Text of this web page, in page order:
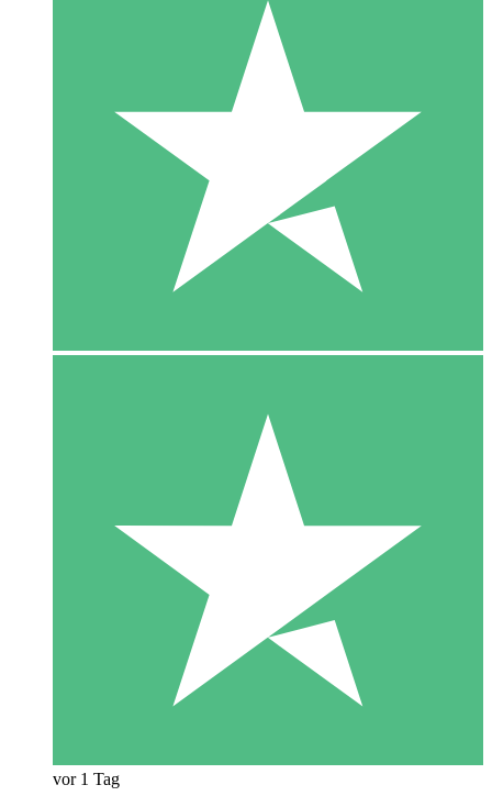
vor 1 Tag